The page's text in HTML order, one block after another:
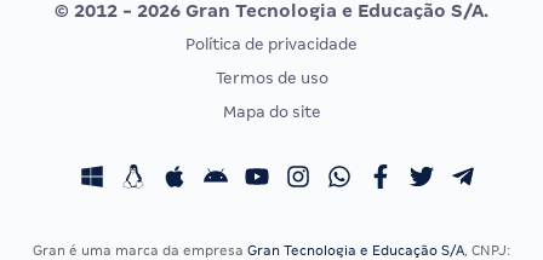
Vunesp
CONCURSOS POR PROFISSÃO
Concursos Fiscais
EXAME DE ORDEM
Calendário OAB
© 2012 - 2026 Gran Tecnologia e Educação S/A.
Política de privacidade
Termos de uso
Mapa do site
Gran é uma marca da empresa Gran Tecnologia e Educação S/A, CNPJ: